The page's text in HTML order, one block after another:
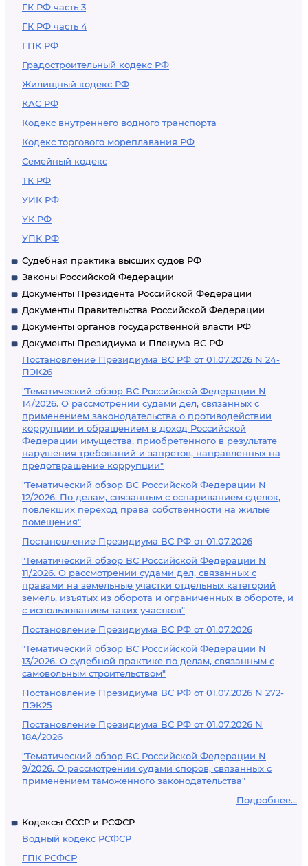
ГК РФ часть 3
ГК РФ часть 4
ГПК РФ
Градостроительный кодекс РФ
Жилищный кодекс РФ
КАС РФ
Кодекс внутреннего водного транспорта
Кодекс торгового мореплавания РФ
Семейный кодекс
ТК РФ
УИК РФ
УК РФ
УПК РФ
Судебная практика высших судов РФ
Законы Российской Федерации
Документы Президента Российской Федерации
Документы Правительства Российской Федерации
Документы органов государственной власти РФ
Документы Президиума и Пленума ВС РФ
Постановление Президиума ВС РФ от 01.07.2026 N 24-
ПЭК26
"Тематический обзор ВС Российской Федерации N
14/2026. О рассмотрении судами дел, связанных с
применением законодательства о противодействии
коррупции и обращением в доход Российской
Федерации имущества, приобретенного в результате
нарушения требований и запретов, направленных на
предотвращение коррупции"
"Тематический обзор ВС Российской Федерации N
12/2026. По делам, связанным с оспариванием сделок,
повлекших переход права собственности на жилые
помещения"
Постановление Президиума ВС РФ от 01.07.2026
"Тематический обзор ВС Российской Федерации N
11/2026. О рассмотрении судами дел, связанных с
правами на земельные участки отдельных категорий
земель, изъятых из оборота и ограниченных в обороте, и
с использованием таких участков"
Постановление Президиума ВС РФ от 01.07.2026
"Тематический обзор ВС Российской Федерации N
13/2026. О судебной практике по делам, связанным с
самовольным строительством"
Постановление Президиума ВС РФ от 01.07.2026 N 272-
ПЭК25
Постановление Президиума ВС РФ от 01.07.2026 N
18А/2026
"Тематический обзор ВС Российской Федерации N
9/2026. О рассмотрении судами споров, связанных с
применением таможенного законодательства"
Подробнее...
Кодексы СССР и РСФСР
Водный кодекс РСФСР
ГПК РСФСР